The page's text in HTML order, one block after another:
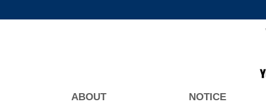
ABOUT NOTICE